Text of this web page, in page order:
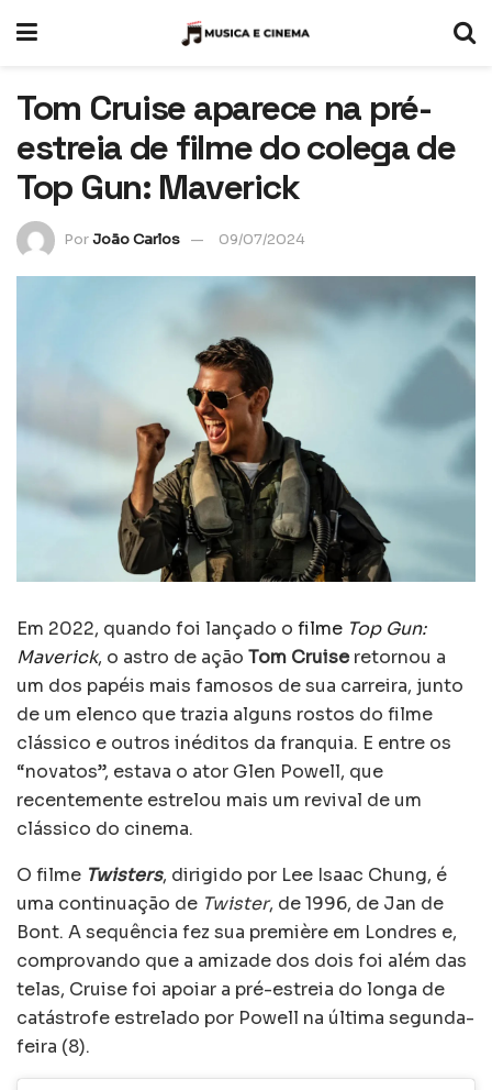
Tom Cruise aparece na pré-
estreia de filme do colega de
Top Gun: Maverick
PorJoão Carlos 09/07/2024
Em 2022, quando foi lançado o filme Top Gun:
Maverick, o astro de ação Tom Cruiseretornou a
um dos papéis mais famosos de sua carreira, junto
de um elenco que trazia alguns rostos do filme
clássico e outros inéditos da franquia. E entre os
“novatos”, estava o ator Glen Powell, que
recentemente estrelou mais um revival de um
clássico do cinema.
O filme Twisters, dirigido por Lee Isaac Chung, é
uma continuação de Twister, de 1996, de Jan de
Bont. A sequência fez sua première em Londres e,
comprovando que a amizade dos dois foi além das
telas, Cruise foi apoiar a pré-estreia do longa de
catástrofe estrelado por Powell na última segunda-
feira (8).